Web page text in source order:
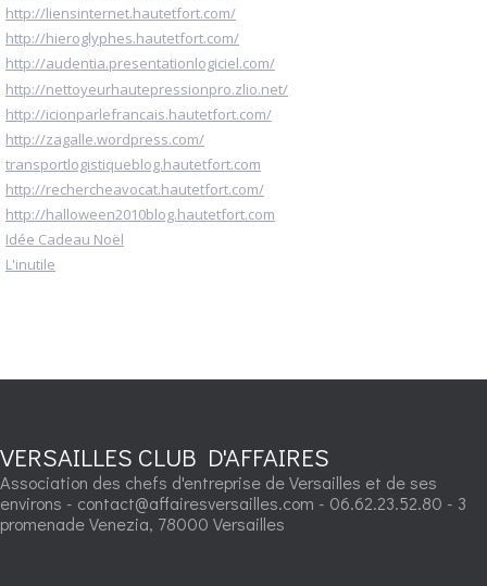
http://liensinternet.hautetfort.com/
http://hieroglyphes.hautetfort.com/
http://audentia.presentationlogiciel.com/
http://nettoyeurhautepressionpro.zlio.net/
http://icionparlefrancais.hautetfort.com/
http://zagalle.wordpress.com/
transportlogistiqueblog.hautetfort.com
http://rechercheavocat.hautetfort.com/
http://halloween2010blog.hautetfort.com
Idée Cadeau Noël
L'inutile
VERSAILLES CLUB D'AFFAIRES
Association des chefs d'entreprise de Versailles et de ses
environs - contact@affairesversailles.com - 06.62.23.52.80 - 3
promenade Venezia, 78000 Versailles